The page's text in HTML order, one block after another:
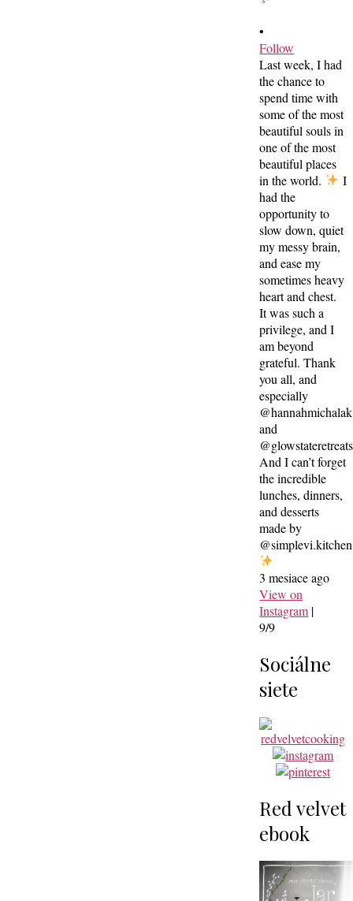
•
Follow
Last week, I had
the chance to
spend time with
some of the most
beautiful souls in
one of the most
beautiful places
in the world.
I
had the
opportunity to
slow down, quiet
my messy brain,
and ease my
sometimes heavy
heart and chest.
It was such a
privilege, and I
am beyond
grateful. Thank
you all, and
especially
@hannahmichalak
and
@glowstateretreats
And I can’t forget
the incredible
lunches, dinners,
and desserts
made by
@simplevi.kitchen
3 mesiace ago
View on
Instagram |
9/9
Sociálne
siete
Red velvet
ebook